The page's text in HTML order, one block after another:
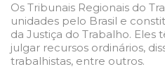
Os Tribunais Regionais do
unidades pelo Brasil e
da Justiça do Trabalho.
julgar recursos ordinários,
trabalhistas, entre outros.